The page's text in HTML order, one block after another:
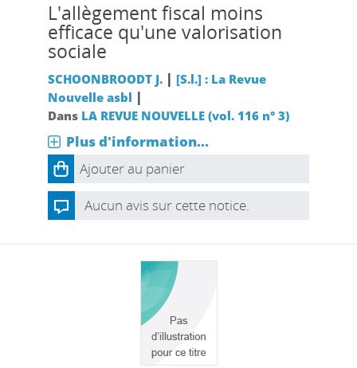
L'allègement fiscal moins
efficace qu'une valorisation
sociale
SCHOONBROODT J. | [S.l.] : La Revue
Nouvelle asbl |
Dans LA REVUE NOUVELLE (vol. 116 n° 3)
Plus d'information...
Ajouter au panier
Aucun avis sur cette notice.